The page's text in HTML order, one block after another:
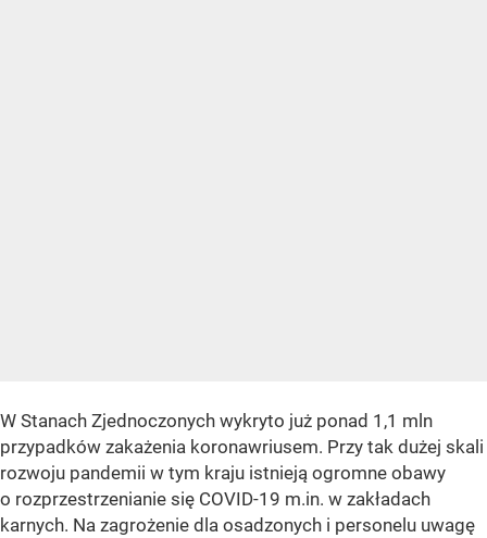
W Stanach Zjednoczonych wykryto już ponad 1,1 mln
przypadków zakażenia koronawriusem. Przy tak dużej skali
rozwoju pandemii w tym kraju istnieją ogromne obawy
o rozprzestrzenianie się COVID-19 m.in. w zakładach
karnych. Na zagrożenie dla osadzonych i personelu uwagę